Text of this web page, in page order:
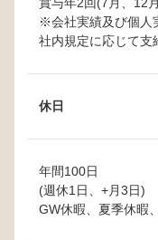
※会社実績及び個人
社内規定に応じて支
休日
年間100日
(週休1日、+月3日)
GW休暇、夏季休暇